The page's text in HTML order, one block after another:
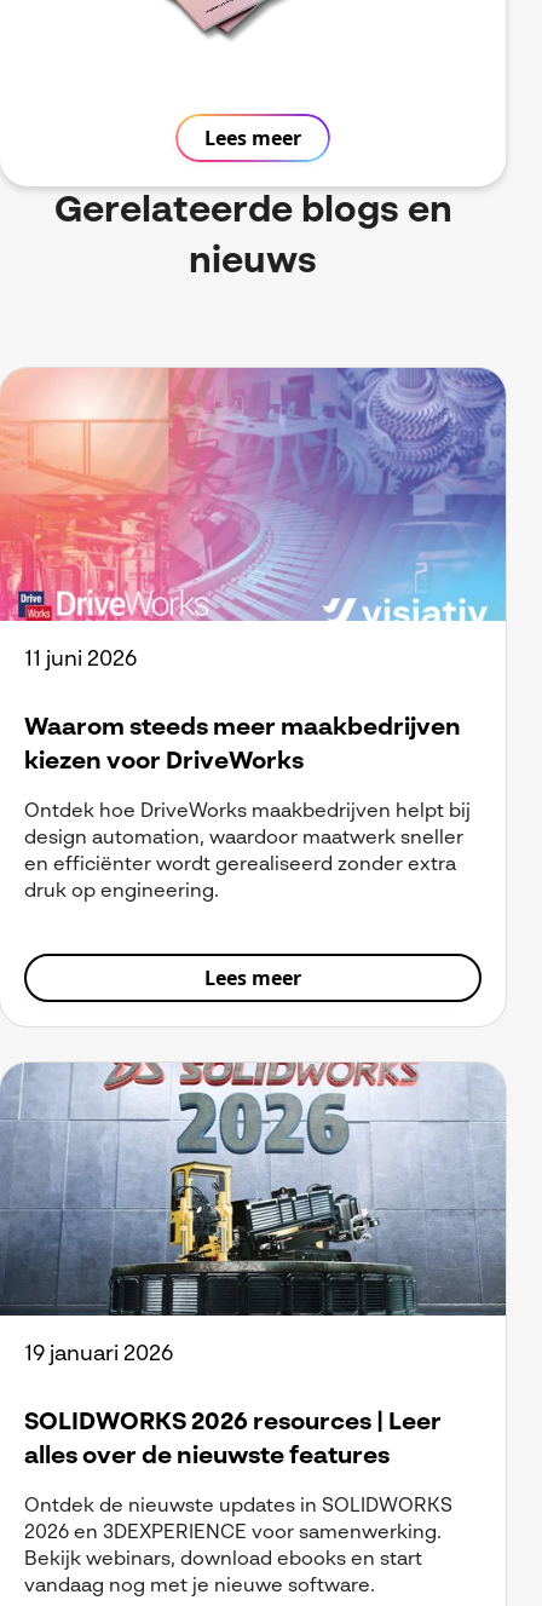
Lees meer
Gerelateerde blogs en
nieuws
11 juni 2026
Waarom steeds meer maakbedrijven
kiezen voor DriveWorks
Ontdek hoe DriveWorks maakbedrijven helpt bij
design automation, waardoor maatwerk sneller
en efficiënter wordt gerealiseerd zonder extra
druk op engineering.
Lees meer
19 januari 2026
SOLIDWORKS 2026 resources | Leer
alles over de nieuwste features
Ontdek de nieuwste updates in SOLIDWORKS
2026 en 3DEXPERIENCE voor samenwerking.
Bekijk webinars, download ebooks en start
vandaag nog met je nieuwe software.